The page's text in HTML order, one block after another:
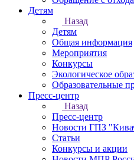
Детям
Назад
Детям
Общая информация
Мероприятия
Конкурсы
Экологическое
Образовательные
Пресс-центр
Назад
Пресс-центр
Новости ГПЗ
Статьи
Конкурсы и акции